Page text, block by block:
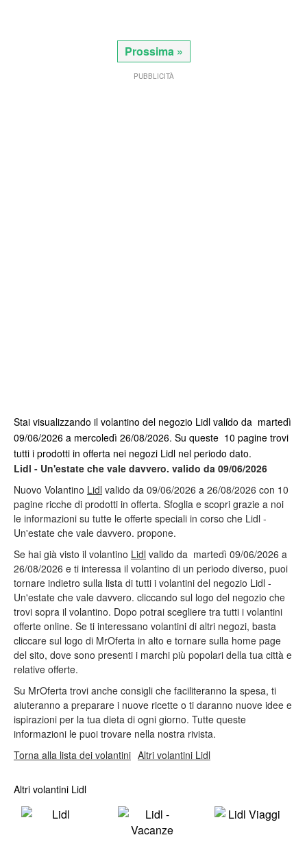
Prossima »
PUBBLICITÀ
Stai visualizzando il volantino del negozio Lidl valido da martedì
09/06/2026 a mercoledì 26/08/2026. Su queste 10 pagine trovi
tutti i prodotti in offerta nei negozi Lidl nel periodo dato.
Lidl - Un'estate che vale davvero. valido da 09/06/2026
Nuovo Volantino Lidl valido da 09/06/2026 a 26/08/2026 con 10
pagine ricche di prodotti in offerta. Sfoglia e scopri grazie a noi
le informazioni su tutte le offerte speciali in corso che Lidl -
Un'estate che vale davvero. propone.
Se hai già visto il volantino Lidl valido da martedì 09/06/2026 a
26/08/2026 e ti interessa il volantino di un periodo diverso, puoi
tornare indietro sulla lista di tutti i volantini del negozio Lidl -
Un'estate che vale davvero. cliccando sul logo del negozio che
trovi sopra il volantino. Dopo potrai scegliere tra tutti i volantini
offerte online. Se ti interessano volantini di altri negozi, basta
cliccare sul logo di MrOferta in alto e tornare sulla home page
del sito, dove sono presenti i marchi più popolari della tua città e
relative offerte.
Su MrOferta trovi anche consigli che faciliteranno la spesa, ti
aiuteranno a preparare i nuove ricette o ti daranno nuove idee e
ispirazioni per la tua dieta di ogni giorno. Tutte queste
informazioni le puoi trovare nella nostra rivista.
Torna alla lista dei volantini Altri volantini Lidl
Altri volantini Lidl